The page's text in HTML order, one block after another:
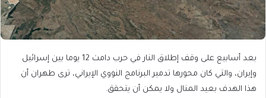
بعد أسابيع على وقف إطلاق النار في حرب دامت 12 يوما بين إسرائيل
وإيران، والتي كان محورها تدمير البرنامج النووي الإيراني، ترى طهران أن
هذا الهدف بعيد المنال ولا يمكن أن يتحقق.